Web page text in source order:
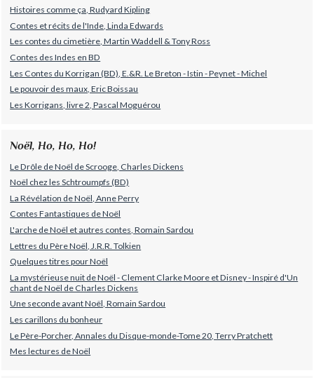
Histoires comme ça, Rudyard Kipling
Contes et récits de l'Inde, Linda Edwards
Les contes du cimetière, Martin Waddell & Tony Ross
Contes des Indes en BD
Les Contes du Korrigan (BD), E.&R. Le Breton - Istin - Peynet - Michel
Le pouvoir des maux, Eric Boissau
Les Korrigans, livre 2, Pascal Moguérou
Noël, Ho, Ho, Ho!
Le Drôle de Noël de Scrooge, Charles Dickens
Noël chez les Schtroumpfs (BD)
La Révélation de Noël, Anne Perry
Contes Fantastiques de Noël
L'arche de Noël et autres contes, Romain Sardou
Lettres du Père Noël, J.R.R. Tolkien
Quelques titres pour Noël
La mystérieuse nuit de Noël - Clement Clarke Moore et Disney - Inspiré d'Un
chant de Noël de Charles Dickens
Une seconde avant Noël, Romain Sardou
Les carillons du bonheur
Le Père-Porcher, Annales du Disque-monde-Tome 20, Terry Pratchett
Mes lectures de Noël